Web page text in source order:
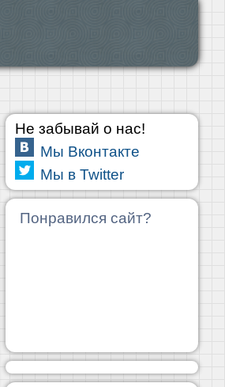
Не забывай о нас!
Мы Вконтакте
Мы в Twitter
Понравился сайт?